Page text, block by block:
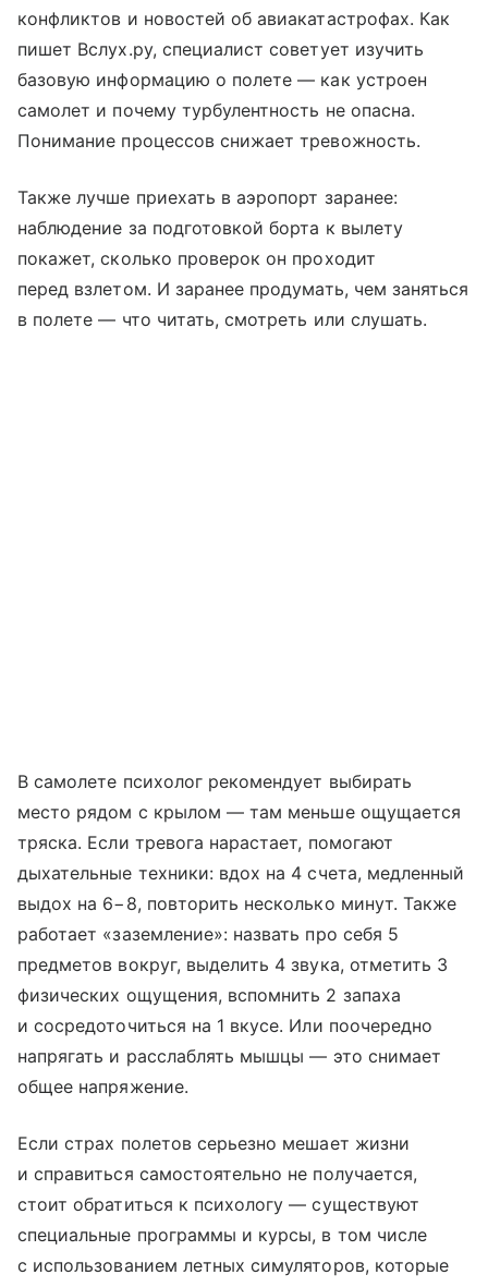
конфликтов и новостей об авиакатастрофах. Как
пишет Вслух.ру, специалист советует изучить
базовую информацию о полете — как устроен
самолет и почему турбулентность не опасна.
Понимание процессов снижает тревожность.
Также лучше приехать в аэропорт заранее:
наблюдение за подготовкой борта к вылету
покажет, сколько проверок он проходит
перед взлетом. И заранее продумать, чем заняться
в полете — что читать, смотреть или слушать.
В самолете психолог рекомендует выбирать
место рядом с крылом — там меньше ощущается
тряска. Если тревога нарастает, помогают
дыхательные техники: вдох на 4 счета, медленный
выдох на 6−8, повторить несколько минут. Также
работает «заземление»: назвать про себя 5
предметов вокруг, выделить 4 звука, отметить 3
физических ощущения, вспомнить 2 запаха
и сосредоточиться на 1 вкусе. Или поочередно
напрягать и расслаблять мышцы — это снимает
общее напряжение.
Если страх полетов серьезно мешает жизни
и справиться самостоятельно не получается,
стоит обратиться к психологу — существуют
специальные программы и курсы, в том числе
с использованием летных симуляторов, которые